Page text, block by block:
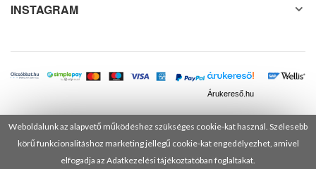
Weboldalunk az alapvető működéshez szükséges cookie-kat használ. Szélesebb
körű funkcionalitáshoz marketing jellegű cookie-kat engedélyezhet, amivel
elfogadja az Adatkezelési tájékoztatóban foglaltakat.
INSTAGRAM
Árukereső.hu
© 2025 Minden jog fenntartva! DANUSA Hungary Kft.